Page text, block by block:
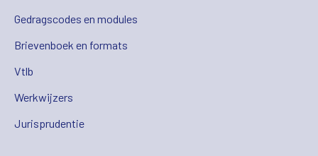
Gedragscodes en modules
Brievenboek en formats
Vtlb
Werkwijzers
Jurisprudentie